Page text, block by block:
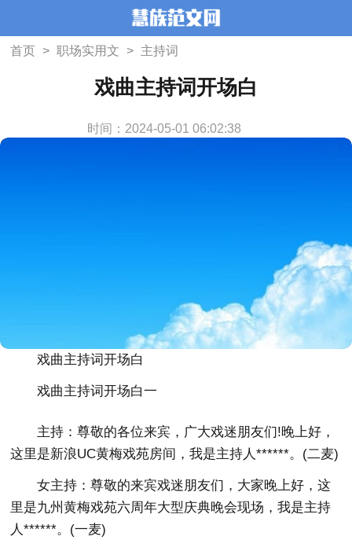
首页 > 职场实用文 > 主持词
戏曲主持词开场白
时间：2024-05-01 06:02:38
戏曲主持词开场白
戏曲主持词开场白一
主持：尊敬的各位来宾，广大戏迷朋友们!晚上好，
这里是新浪UC黄梅戏苑房间，我是主持人******。(二麦)
女主持：尊敬的来宾戏迷朋友们，大家晚上好，这
里是九州黄梅戏苑六周年大型庆典晚会现场，我是主持
人******。(一麦)